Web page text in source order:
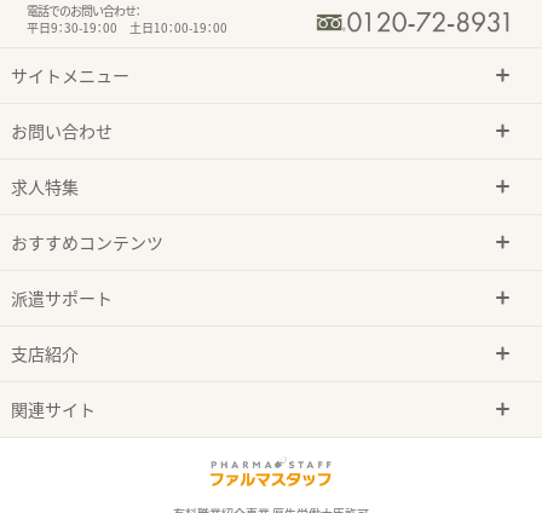
電話でのお問い合わせ：
平日9：30-19：00 土日10：00-19：00
サイトメニュー
お問い合わせ
求人特集
おすすめコンテンツ
派遣サポート
支店紹介
関連サイト